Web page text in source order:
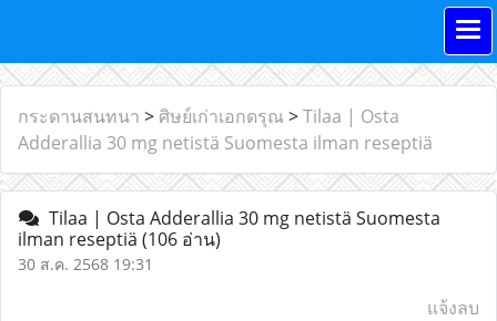
กระดานสนทนา > ศิษย์เก่าเอกดรุณ >Tilaa | Osta
Adderallia 30 mg netistä Suomesta ilman reseptiä
Tilaa | Osta Adderallia 30 mg netistä Suomesta
ilman reseptiä (106 อ่าน)
30 ส.ค. 2568 19:31
แจ้งลบ